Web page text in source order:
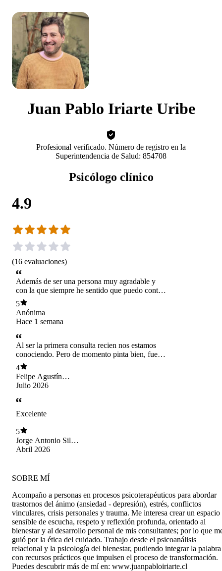
Juan Pablo Iriarte Uribe
Profesional verificado. Número de registro en la
Superintendencia de Salud: 854708
Psicólogo clínico
4.9
(16 evaluaciones)
Además de ser una persona muy agradable y
con la que siempre he sentido que puedo contar,
Juan Pablo tiene una habilidad especial para
ayudarme a mirar las situaciones desde una
perspectiva diferente.
5
Anónima
Hace 1 semana
Al ser la primera consulta recien nos estamos
conociendo. Pero de momento pinta bien, fue
fácil abrirme y conversar con Juan Pablo
4
Felipe Agustín
Risopatrón Navarro
Julio 2026
Excelente
5
Jorge Antonio Silva
Améstica
Abril 2026
SOBRE MÍ
Acompaño a personas en procesos psicoterapéuticos para abordar
trastornos del ánimo (ansiedad - depresión), estrés, conflictos
vinculares, crisis personales y trauma. Me interesa crear un espacio
sensible de escucha, respeto y reflexión profunda, orientado al
bienestar y al desarrollo personal de mis consultantes; por lo que
guió por la ética del cuidado. Trabajo desde el psicoanálisis
relacional y la psicología del bienestar, pudiendo integrar la palabra
con recursos prácticos que impulsen el proceso de transformación.
Puedes descubrir más de mí en: www.juanpabloiriarte.cl